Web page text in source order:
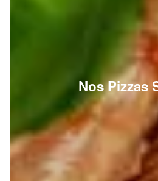
Nos Pizzas